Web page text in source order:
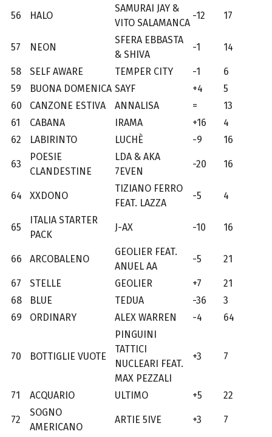
56 HALO
SAMURAI JAY &
VITO SALAMANCA
-12 17
57 NEON
SFERA EBBASTA
& SHIVA
-1 14
58 SELF AWARE TEMPER CITY -1
6
59
BUONA DOMENICA SAYF +4
5
60
CANZONE ESTIVA ANNALISA =
13
61
CABANA IRAMA +16
4
62
LABIRINTO LUCHÈ -9 16
63
POESIE
CLANDESTINE
LDA & AKA
7EVEN
-20 16
64 XXDONO
TIZIANO FERRO
FEAT. LAZZA
-5 4
65
ITALIA STARTER
PACK
J-AX -10 16
66 ARCOBALENO
GEOLIER FEAT.
ANUEL AA
-5 21
67 STELLE GEOLIER +7
21
68
BLUE TEDUA -36
3
69
ORDINARY ALEX WARREN -4 64
70 BOTTIGLIE VUOTE
PINGUINI
TATTICI
NUCLEARI FEAT.
MAX PEZZALI
+3 7
71 ACQUARIO ULTIMO +5 22
72
SOGNO
AMERICANO
ARTIE 5IVE +3 7